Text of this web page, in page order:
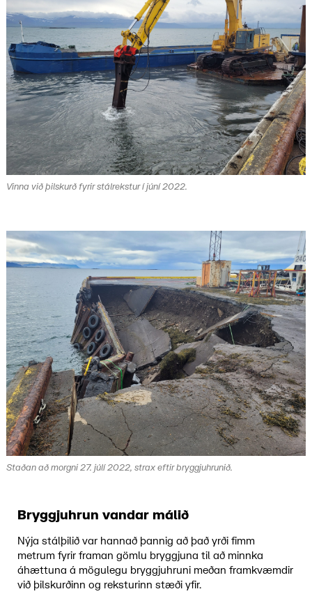
Vinna við þilskurð fyrir stálrekstur í júní 2022.
Staðan að morgni 27. júlí 2022, strax eftir bryggjuhrunið.
Bryggjuhrun vandar málið
Nýja stálþilið var hannað þannig að það yrði fimm
metrum fyrir framan gömlu bryggjuna til að minnka
áhættuna á mögulegu bryggjuhruni meðan framkvæmdir
við þilskurðinn og reksturinn stæði yfir.